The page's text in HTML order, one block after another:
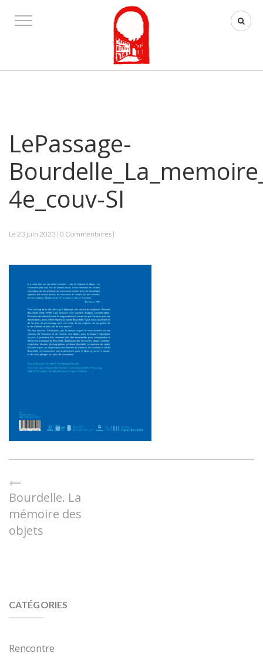
LePassage-
4e_couv-SI
Le 23 juin 2023 | 0 Commentaires |
Bourdelle. La
mémoire des
objets
CATÉGORIES
Rencontre